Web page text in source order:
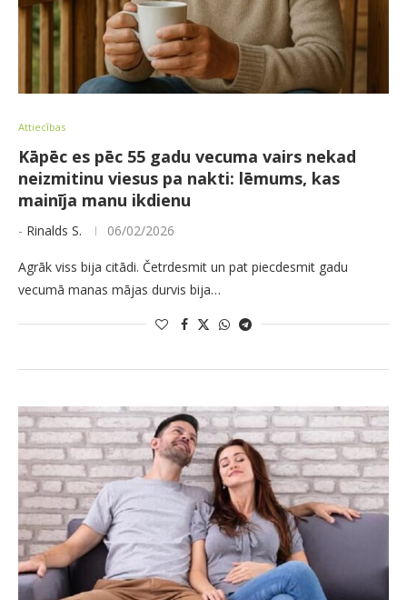
Attiecības
Kāpēc es pēc 55 gadu vecuma vairs nekad
neizmitinu viesus pa nakti: lēmums, kas
mainīja manu ikdienu
- Rinalds S. 06/02/2026
Agrāk viss bija citādi. Četrdesmit un pat piecdesmit gadu
vecumā manas mājas durvis bija…